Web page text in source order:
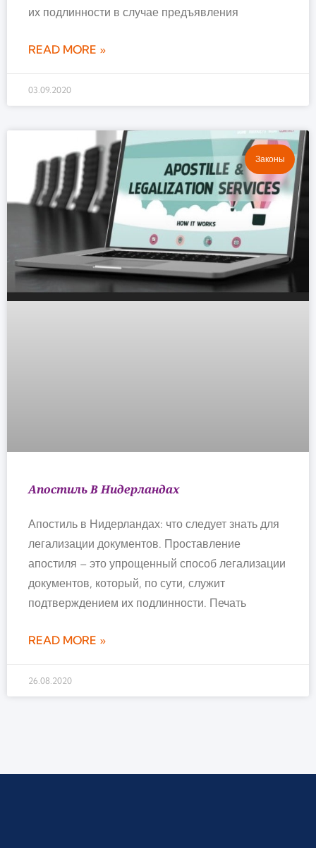
их подлинности в случае предъявления
READ MORE »
03.09.2020
Законы
Апостиль В Нидерландах
Апостиль в Нидерландах: что следует знать для
легализации документов. Проставление
апостиля – это упрощенный способ легализации
документов, который, по сути, служит
подтверждением их подлинности. Печать
READ MORE »
26.08.2020